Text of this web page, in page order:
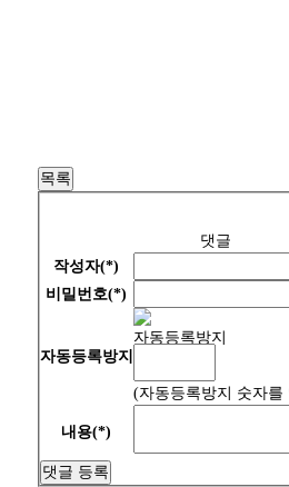
목록
댓글
작성자(*)
비밀번호(*)
자동등록방지
(자동등록방지 숫자를
내용(*)
댓글 등록